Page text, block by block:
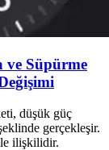
ve Süpürme
düşük güç
gerçekleşir.
ilişkilidir.